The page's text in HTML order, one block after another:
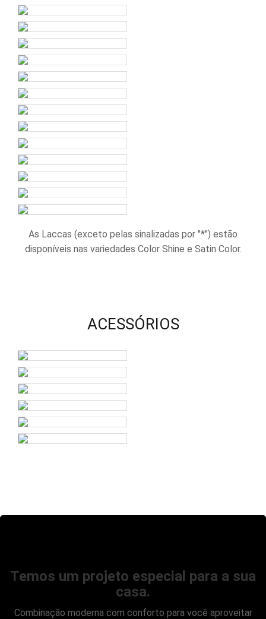
As Laccas (exceto pelas sinalizadas por "*") estão
disponíveis nas variedades Color Shine e Satin Color.
ACESSÓRIOS
Temos um projeto especial para a sua
casa.
Combinação moderna com conforto para você aproveitar